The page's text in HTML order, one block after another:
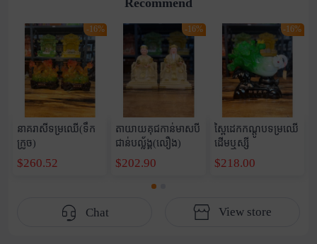
Recommend
-16%
នាគរាសីទម្រឈើ(ទឹក
ក្រូច)
$260.52
-16%
តាយាយគុជកាន់មាសបី
ជាន់បល្ល័ង្គ(លឿង)
$202.90
-16%
ស្ពៃដេកកណ្តូបទម្រឈើ
ដើមឬស្សី
$218.00
Chat View store